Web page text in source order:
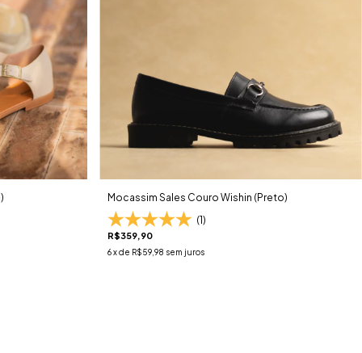
Mocassim Sales Couro Wishin (Preto)
(1)
R$359,90
6x de R$59,98 sem juros